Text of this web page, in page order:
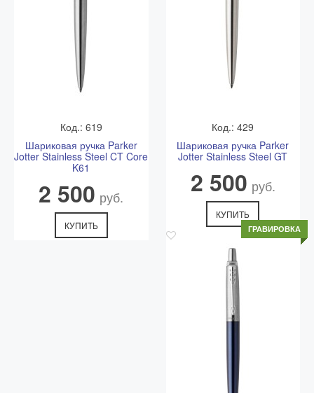
Сроки доставки
Курьером из
Москвы
доставим сегодня при
заказе до 13:00
Курьерской
службой
1-3 рабочих дней
* более точное время и стоимость согласовывается с
менеджером после оформления заказа
Самовывоз
Самовывоз - бесплатно.
Адрес: Ветошный переулок 9, ТЦ "Никольский Пассаж",
1 этаж.
Подробная схема расположения и актуальный график
работы смотрите в разделе
Адреса магазинов
Код.: 619
Шариковая ручка Parker
Jotter Stainless Steel CT Core
K61
2 500 руб.
КУПИТЬ
Код.: 429
Шариковая ручка Parker
Jotter Stainless Steel GT
2 500 руб.
КУПИТЬ
ГРАВИРОВКА